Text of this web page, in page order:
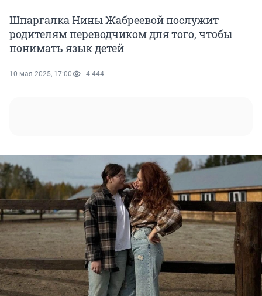
Шпаргалка Нины Жабреевой послужит
родителям переводчиком для того, чтобы
понимать язык детей
10 мая 2025, 17:00 4 444